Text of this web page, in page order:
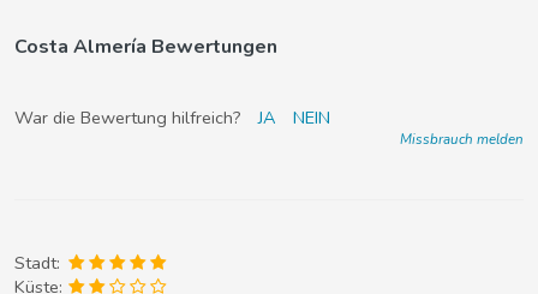
Costa Almería Bewertungen
War die Bewertung hilfreich? JA NEIN
Missbrauch melden
Stadt:
Küste: